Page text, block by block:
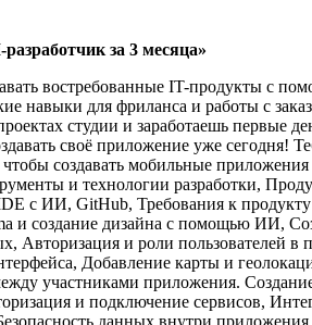
за 3 месяца»
востребованные IT-продукты с
навыки для фриланса и работы с
студии и заработаешь первые
своё приложение уже сегодня!
создавать мобильные
и технологии разработки,
с ИИ, GitHub, Требования к
и создание дизайна с помощью ИИ,
Авторизация и роли пользователей в
Добавление карты и
участниками приложения.
и подключение сервисов,
данных внутри